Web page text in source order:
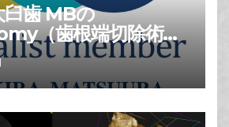
臼歯 MBの
（歯根端切除術）
由